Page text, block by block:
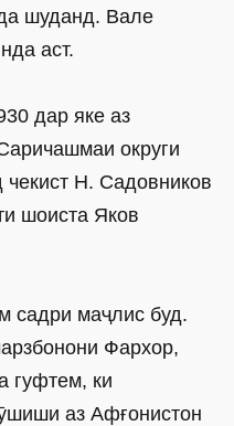
шуданд. Вале
аст.
дар яке аз
округи
Н. Садовников
шоиста Яков
садри маҷлис буд.
Фархор,
гуфтем, ки
аз Афғонистон